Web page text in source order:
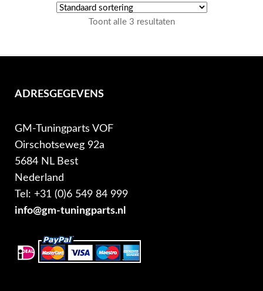
Toont alle 3 resultaten
ADRESGEGEVENS
GM-Tuningparts VOF
Oirschotseweg 92a
5684 NL Best
Nederland
Tel: +31 (0)6 549 84 999
info@gm-tuningparts.nl